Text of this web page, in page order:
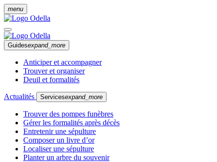
menu
Guidesexpand_more
Anticiper et accompagner
Trouver et organiser
Deuil et formalités
Actualités Servicesexpand_more
Trouver des pompes funèbres
Gérer les formalités après décès
Entretenir une sépulture
Composer un livre d’or
Localiser une sépulture
Planter un arbre du souvenir